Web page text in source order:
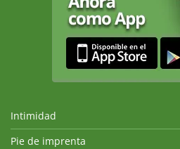
Intimidad
Pie de imprenta